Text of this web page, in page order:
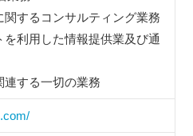
関するコンサルティング業務
を利用した情報提供業及び通
連する一切の業務